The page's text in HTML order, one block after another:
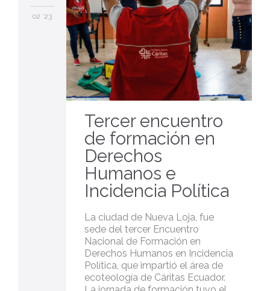
02 '23
Tercer encuentro
de formación en
Derechos
Humanos e
Incidencia Política
La ciudad de Nueva Loja, fue
sede del tercer Encuentro
Nacional de Formación en
Derechos Humanos en Incidencia
Política, que impartió el área de
ecoteología de Cáritas Ecuador.